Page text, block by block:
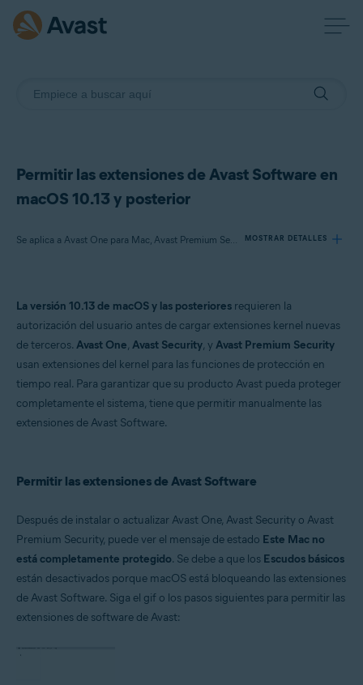
Permitir las extensiones de Avast Software en
macOS 10.13 y posterior
Se aplica a Avast One para Mac, Avast Premium Security para Mac o posterior, Avast Security para Mac o posterior MOSTRAR DETALLES
Productos:
Avast One 21.x para Mac
Avast Security 12.9 para Mac o posterior
Sistemas operativos:
Apple macOS 10.15.x (Catalina)
Apple macOS 10.14.x (Mojave)
La versión 10.13 de macOS y las posteriores requieren la
autorización del usuario antes de cargar extensiones kernel nuevas
de terceros. Avast One, Avast Security, y Avast Premium Security
usan extensiones del kernel para las funciones de protección en
tiempo real. Para garantizar que su producto Avast pueda proteger
completamente el sistema, tiene que permitir manualmente las
extensiones de Avast Software.
Permitir las extensiones de Avast Software
Después de instalar o actualizar Avast One, Avast Security o Avast
Premium Security, puede ver el mensaje de estado Este Mac no
está completamente protegido. Se debe a que los Escudos básicos
están desactivados porque macOS está bloqueando las extensiones
de Avast Software. Siga el gif o los pasos siguientes para permitir las
extensiones de software de Avast: